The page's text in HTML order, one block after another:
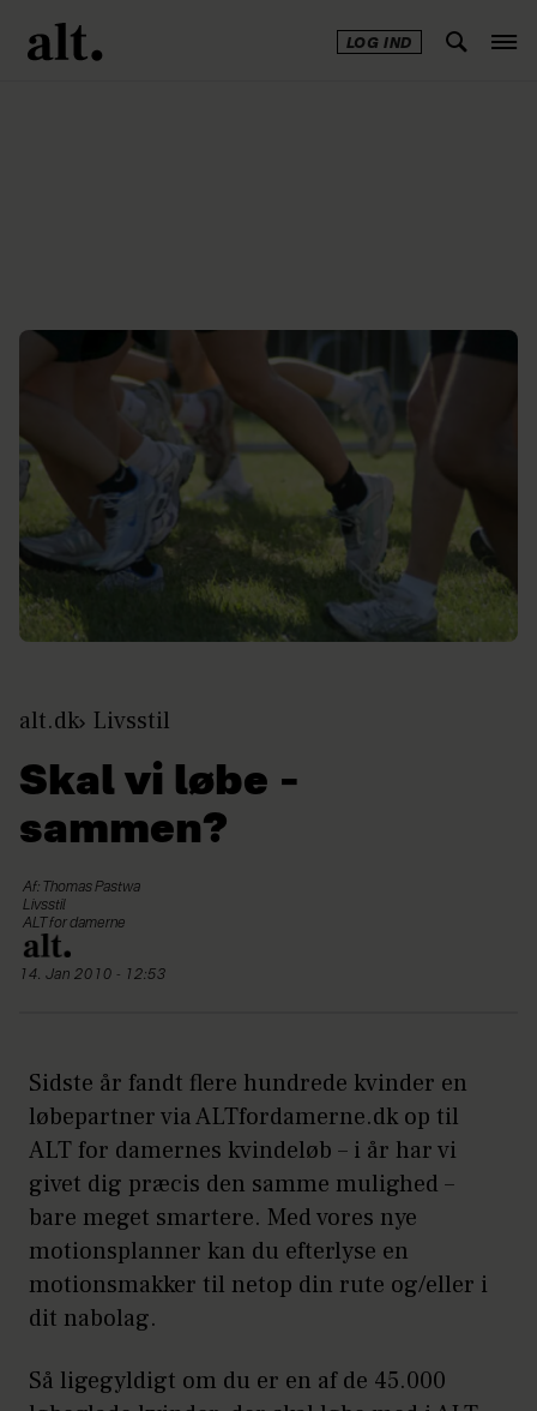
LOG IND
alt.dk Livsstil
Skal vi løbe –
sammen?
Af: Thomas Pastwa
Livsstil
ALT for damerne
14. Jan 2010 - 12:53
Sidste år fandt flere hundrede kvinder en
løbepartner via ALTfordamerne.dk op til
ALT for damernes kvindeløb – i år har vi
givet dig præcis den samme mulighed –
bare meget smartere. Med vores nye
motionsplanner kan du efterlyse en
motionsmakker til netop din rute og/eller i
dit nabolag.
Så ligegyldigt om du er en af de 45.000